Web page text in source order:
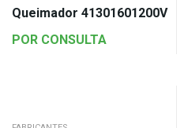
Queimador 41301601200V
POR CONSULTA